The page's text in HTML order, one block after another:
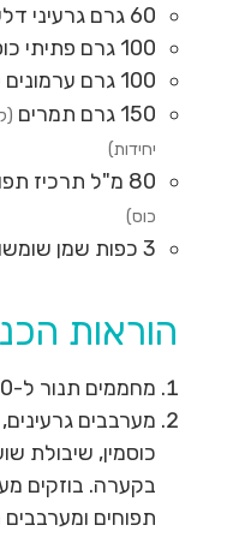
60 גרם גרעיני
100 גרם פתיתי
100 גרם ערמונים
150 גרם תמרים
יחידות)
80 מ"ל תרכיז
כוס)
3 כפות שמן
הוראות
מחממים תנור ל-140 מעלות
מערבבים גרעינים,
כוסמין, שיבולת
בקערה. בוזקים
תפוחים ומערבבים